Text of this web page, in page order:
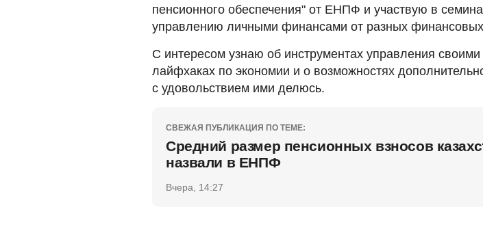
пенсионного обеспечения" от ЕНПФ и участвую в
управлению личными финансами от разных финансовых
С интересом узнаю об инструментах управления своими
лайфхаках по экономии и о возможностях
с удовольствием ими делюсь.
СВЕЖАЯ ПУБЛИКАЦИЯ ПО ТЕМЕ:
Средний размер пенсионных взносов
назвали в ЕНПФ
Вчера, 14:27